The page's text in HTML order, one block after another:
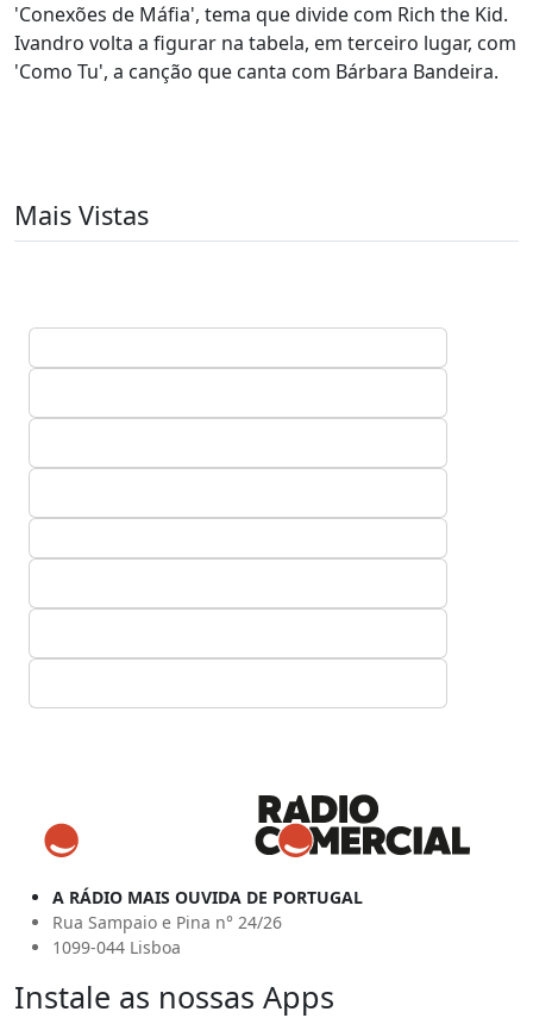
'Conexões de Máfia', tema que divide com Rich the Kid.
Ivandro volta a figurar na tabela, em terceiro lugar, com
'Como Tu', a canção que canta com Bárbara Bandeira.
Mais Vistas
A RÁDIO MAIS OUVIDA DE PORTUGAL
Rua Sampaio e Pina n° 24/26
1099-044 Lisboa
Instale as nossas Apps